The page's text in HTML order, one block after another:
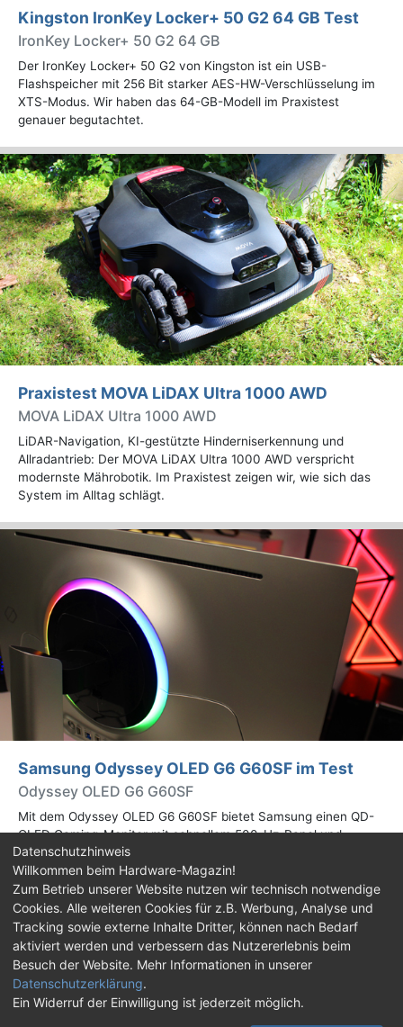
Kingston IronKey Locker+ 50 G2 64 GB Test
IronKey Locker+ 50 G2 64 GB
Der IronKey Locker+ 50 G2 von Kingston ist ein USB-
Flashspeicher mit 256 Bit starker AES-HW-Verschlüsselung im
XTS-Modus. Wir haben das 64-GB-Modell im Praxistest
genauer begutachtet.
Praxistest MOVA LiDAX Ultra 1000 AWD
MOVA LiDAX Ultra 1000 AWD
LiDAR-Navigation, KI-gestützte Hinderniserkennung und
Allradantrieb: Der MOVA LiDAX Ultra 1000 AWD verspricht
modernste Mährobotik. Im Praxistest zeigen wir, wie sich das
System im Alltag schlägt.
Samsung Odyssey OLED G6 G60SF im Test
Odyssey OLED G6 G60SF
Mit dem Odyssey OLED G6 G60SF bietet Samsung einen QD-
OLED Gaming-Monitor mit schnellem 500-Hz-Panel und
WQHD-Auflösung an. Wir haben den 27 Zoll großen Monitor auf
Herz und Nieren geprüft.
Impressum| Kontakt |Jobs |Datenschutz |
Consent‑Einstellungen |Haftungsausschluss
Feed Facebook
Twitch
Discord
Datenschutzhinweis
Willkommen beim Hardware-Magazin!
Zum Betrieb unserer Website nutzen wir technisch notwendige
Cookies. Alle weiteren Cookies für z.B. Werbung, Analyse und
Tracking sowie externe Inhalte Dritter, können nach Bedarf
aktiviert werden und verbessern das Nutzererlebnis beim
Besuch der Website. Mehr Informationen in unserer
Datenschutzerklärung.
Ein Widerruf der Einwilligung ist jederzeit möglich.